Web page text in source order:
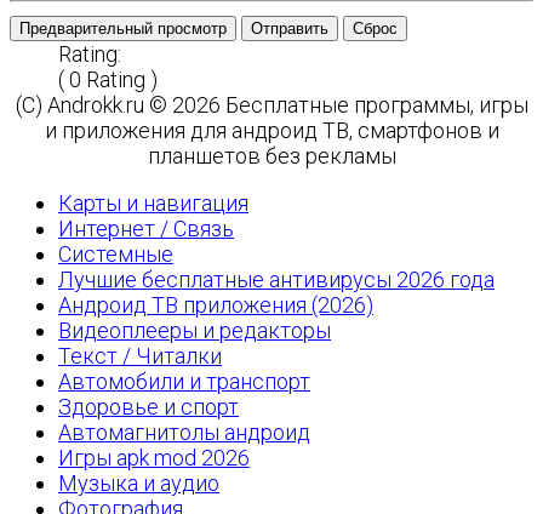
Предварительный просмотр Отправить Сброс
Rating:
( 0 Rating )
(C) Androkk.ru © 2026 Бесплатные программы, игры
и приложения для андроид ТВ, смартфонов и
планшетов без рекламы
Карты и навигация
Интернет / Связь
Системные
Лучшие бесплатные антивирусы 2026 года
Андроид ТВ приложения (2026)
Видеоплееры и редакторы
Текст / Читалки
Автомобили и транспорт
Здоровье и спорт
Автомагнитолы андроид
Игры apk mod 2026
Музыка и аудио
Фотография